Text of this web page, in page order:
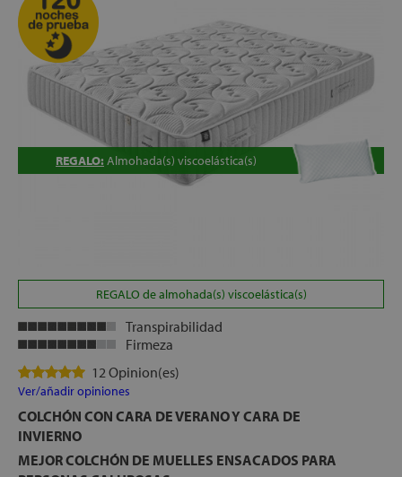
REGALO: Almohada(s) viscoelástica(s)
REGALO de almohada(s) viscoelástica(s)
Transpirabilidad
Firmeza
12 Opinion(es)
Ver/añadir opiniones
COLCHÓN CON CARA DE VERANO Y CARA DE
INVIERNO
MEJOR COLCHÓN DE MUELLES ENSACADOS PARA